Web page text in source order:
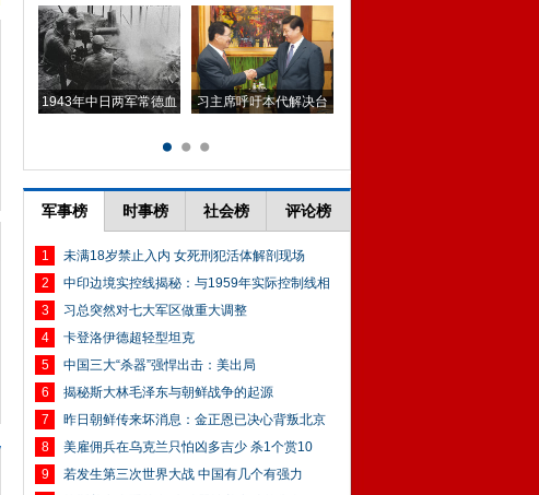
军事榜 时事榜 社会榜 评论榜
1
未满18岁禁止入内 女死刑犯活体解剖现场
2
中印边境实控线揭秘：与1959年实际控制线相
3
习总突然对七大军区做重大调整
4
卡登洛伊德超轻型坦克
5
中国三大“杀器”强悍出击：美出局
6
揭秘斯大林毛泽东与朝鲜战争的起源
7
昨日朝鲜传来坏消息：金正恩已决心背叛北京
8
美雇佣兵在乌克兰只怕凶多吉少 杀1个赏10
9
若发生第三次世界大战 中国有几个有强力